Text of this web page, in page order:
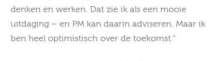
denken en werken. Dat zie ik als een mooie
uitdaging – en PM kan daarin adviseren. Maar ik
ben heel optimistisch over de toekomst.”